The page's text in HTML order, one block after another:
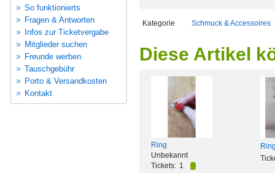
So funktionierts
Fragen & Antworten
Infos zur Ticketvergabe
Mitglieder suchen
Freunde werben
Tauschgebühr
Porto & Versandkosten
Kontakt
Kategorie Schmuck & Accessoires
Diese Artikel
Ring
Unbekannt
Tickets: 1